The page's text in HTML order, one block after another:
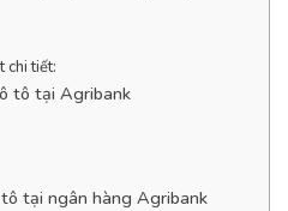
chi tiết:
tô tại Agribank
tại ngân hàng Agribank